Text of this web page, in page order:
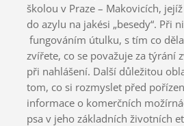
školou v Praze – Makovicích,
do azylu na jakési „besedy“. Při
fungováním útulku, s tím co
zvířete, co se považuje za týrání
při nahlášení. Další důležitou
tom, co si rozmyslet před
informace o komerčních
psa v jeho základních životních